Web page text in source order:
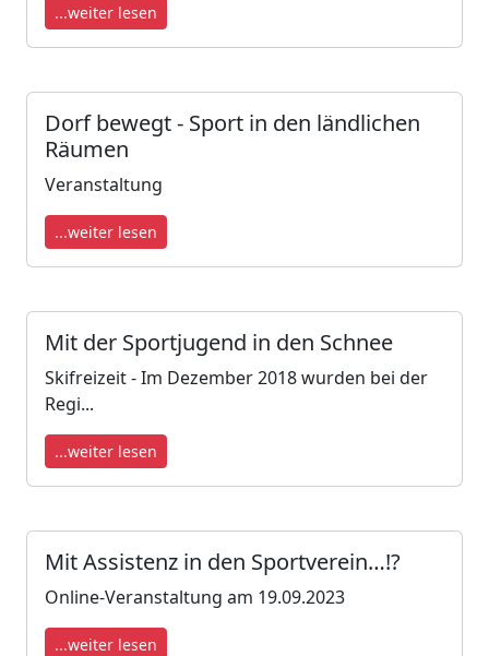
...weiter lesen
Dorf bewegt - Sport in den ländlichen
Räumen
Veranstaltung
...weiter lesen
Mit der Sportjugend in den Schnee
Skifreizeit - Im Dezember 2018 wurden bei der
Regi...
...weiter lesen
Mit Assistenz in den Sportverein…!?
Online-Veranstaltung am 19.09.2023
...weiter lesen